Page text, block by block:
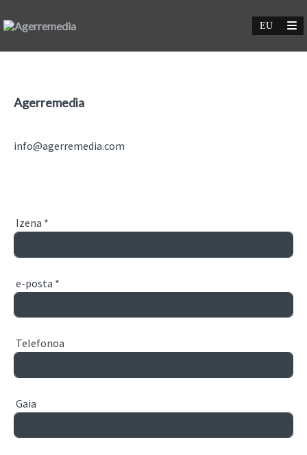
Agerremedia
info@agerremedia.com
Izena *
e-posta *
Telefonoa
Gaia